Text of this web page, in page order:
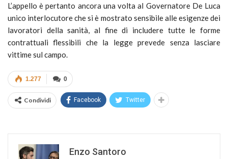
L’appello è pertanto ancora una volta al Governatore De Luca
unico interlocutore che si è mostrato sensibile alle esigenze dei
lavoratori della sanità, al fine di includere tutte le forme
contrattuali flessibili che la legge prevede senza lasciare
vittime sul campo.
0
1.277
Condividi Facebook Twitter
Enzo Santoro